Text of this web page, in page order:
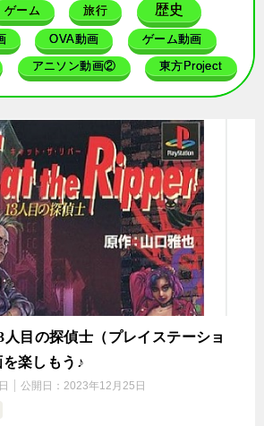
ゲーム 旅行 歴史
OVA動画 ゲーム動画
アニソン動画② 東方Project
目の探偵士（プレイステーショ
楽しもう♪
公開日： 2023年12月25日